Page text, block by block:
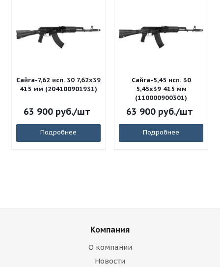
Сайга-7,62 исп. 30 7,62x39
415 мм (204100901931)
63 900руб./шт
Подробнее
Сайга-5,45 исп. 30
5,45x39 415 мм
(110000900301)
63 900руб./шт
Подробнее
Компания
О компании
Новости